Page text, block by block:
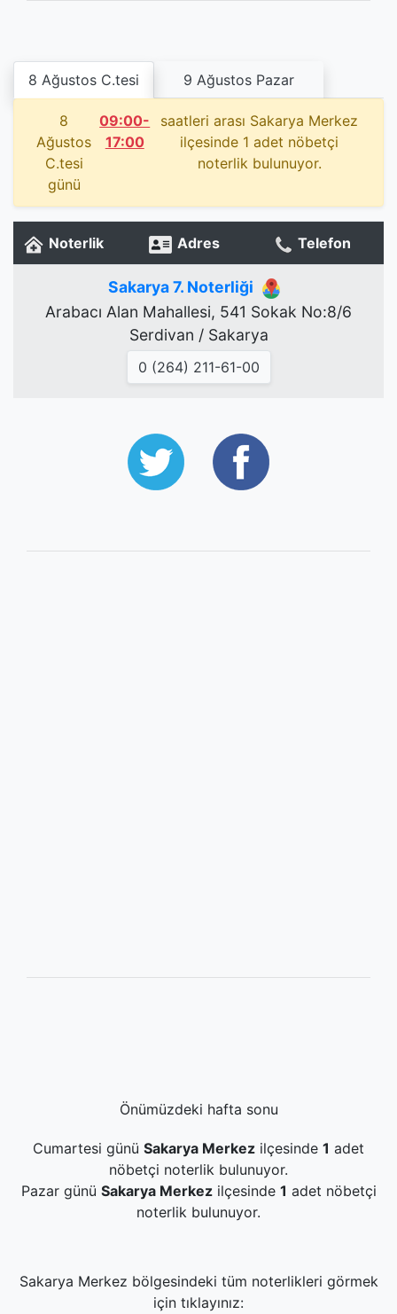
8 Ağustos C.tesi 9 Ağustos Pazar
8
Ağustos
C.tesi
günü
09:00-
17:00
saatleri arası Sakarya Merkez
ilçesinde 1 adet nöbetçi
noterlik bulunuyor.
Noterlik Adres Telefon
Sakarya 7. Noterliği
Arabacı Alan Mahallesi, 541 Sokak No:8/6
Serdivan / Sakarya
0 (264) 211-61-00
Önümüzdeki hafta sonu
Cumartesi günü Sakarya Merkez ilçesinde 1 adet
nöbetçi noterlik bulunuyor.
Pazar günü Sakarya Merkezilçesinde 1 adet nöbetçi
noterlik bulunuyor.
Sakarya Merkez bölgesindeki tüm noterlikleri görmek
için tıklayınız: